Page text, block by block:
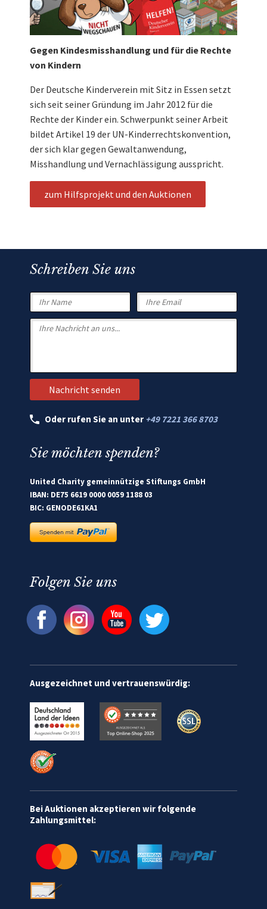
Gegen Kindesmisshandlung und für die Rechte
von Kindern
Der Deutsche Kinderverein mit Sitz in Essen setzt
sich seit seiner Gründung im Jahr 2012 für die
Rechte der Kinder ein. Schwerpunkt seiner Arbeit
bildet Artikel 19 der UN-Kinderrechtskonvention,
der sich klar gegen Gewaltanwendung,
Misshandlung und Vernachlässigung ausspricht.
zum Hilfsprojekt und den Auktionen
Schreiben Sie uns
Oder rufen Sie an unter +49 7221 366 8703
Sie möchten spenden?
United Charity gemeinnützige Stiftungs GmbH
IBAN: DE75 6619 0000 0059 1188 03
BIC: GENODE61KA1
Folgen Sie uns
Ausgezeichnet und vertrauenswürdig:
Bei Auktionen akzeptieren wir folgende
Zahlungsmittel: